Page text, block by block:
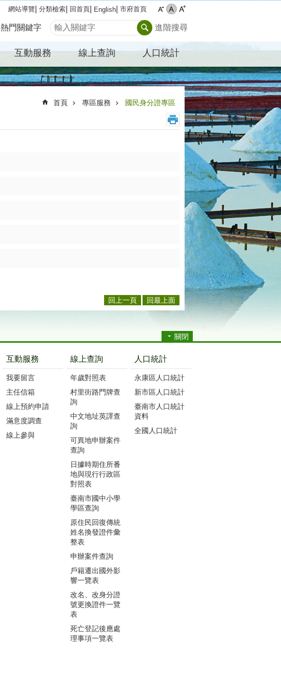
網站導覽 分類檢索 回首頁 English 市府首頁
熱門關鍵字 搜尋 進階搜尋
互動服務 線上查詢 人口統計
首頁 專區服務 國民身分證專區
回上一頁 回最上面
關閉
互動服務
我要留言
主任信箱
線上預約申請
滿意度調查
線上參與
線上查詢
年歲對照表
村里街路門牌查
詢
中文地址英譯查
詢
可異地申辦案件
查詢
日據時期住所番
地與現行行政區
對照表
臺南市國中小學
學區查詢
原住民回復傳統
姓名換發證件彙
整表
申辦案件查詢
戶籍遷出國外影
響一覽表
改名、改身分證
號更換證件一覽
表
死亡登記後應處
理事項一覽表
人口統計
永康區人口統計
新市區人口統計
臺南市人口統計
資料
全國人口統計